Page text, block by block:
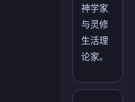
神学家
与灵修
生活理
论家。